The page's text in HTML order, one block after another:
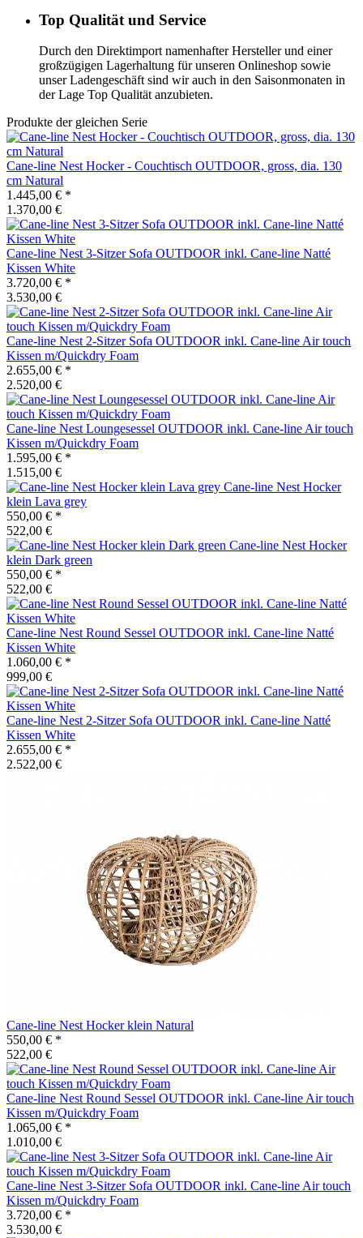
Top Qualität und Service
Durch den Direktimport namenhafter Hersteller und einer
großzügigen Lagerhaltung für unseren Onlineshop sowie
unser Ladengeschäft sind wir auch in den Saisonmonaten in
der Lage Top Qualität anzubieten.
Produkte der gleichen Serie
Cane-line Nest Hocker - Couchtisch OUTDOOR, gross, dia. 130
cm Natural
1.445,00 € *
1.370,00 €
Cane-line Nest 3-Sitzer Sofa OUTDOOR inkl. Cane-line Natté
Kissen White
3.720,00 € *
3.530,00 €
Cane-line Nest 2-Sitzer Sofa OUTDOOR inkl. Cane-line Air touch
Kissen m/Quickdry Foam
2.655,00 € *
2.520,00 €
Cane-line Nest Loungesessel OUTDOOR inkl. Cane-line Air touch
Kissen m/Quickdry Foam
1.595,00 € *
1.515,00 €
Cane-line Nest Hocker
klein Lava grey
550,00 € *
522,00 €
Cane-line Nest Hocker
klein Dark green
550,00 € *
522,00 €
Cane-line Nest Round Sessel OUTDOOR inkl. Cane-line Natté
Kissen White
1.060,00 € *
999,00 €
Cane-line Nest 2-Sitzer Sofa OUTDOOR inkl. Cane-line Natté
Kissen White
2.655,00 € *
2.522,00 €
Cane-line Nest Hocker klein Natural
550,00 € *
522,00 €
Cane-line Nest Round Sessel OUTDOOR inkl. Cane-line Air touch
Kissen m/Quickdry Foam
1.065,00 € *
1.010,00 €
Cane-line Nest 3-Sitzer Sofa OUTDOOR inkl. Cane-line Air touch
Kissen m/Quickdry Foam
3.720,00 € *
3.530,00 €